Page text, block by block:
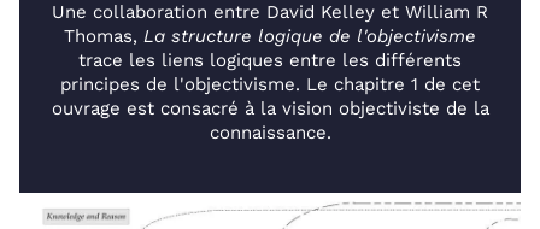
Une collaboration entre David Kelley et William R
Thomas, La structure logique de l'objectivisme
trace les liens logiques entre les différents
principes de l'objectivisme. Le chapitre 1 de cet
ouvrage est consacré à la vision objectiviste de la
connaissance.